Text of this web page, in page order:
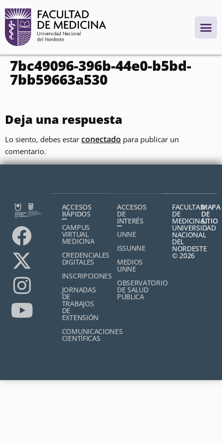
contenido
7bc49096-396b-44e0-b5bd-
7bb59663a530
Deja una respuesta
Lo siento, debes estar conectado para publicar un
comentario.
ACCESOS
RÁPIDOS
CAMPUS
VIRTUAL
MEDICINA
CREDENCIALES
DIGITALES
INSCRIPCIONES
JORNADAS
DE
TRABAJOS
DE
EXTENSIÓN
COMUNICACIONES
CIENTÍFICAS
ACCESOS
DE
INTERÉS
UNNE
ISSUNNE
MEDIOS
UNNE
OBSERVATORIO
DE SALUD
PÚBLICA
FACULTAD
DE
MEDICINA,
UNIVERSIDAD
NACIONAL
DEL
NORDESTE
© 2026
MAPA
DE
SITIO